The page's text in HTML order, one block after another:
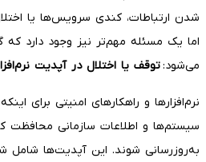
شدن ارتباطات، کندی سرویس‌ها یا
اما یک مسئله مهم‌تر نیز وجود دارد
می‌شود:توقف یا اختلال در آپدیت
نرم‌افزارها و راهکارهای امنیتی برای
سیستم‌ها و اطلاعات سازمانی محافظت
به‌روزرسانی شوند. این آپدیت‌ها شامل